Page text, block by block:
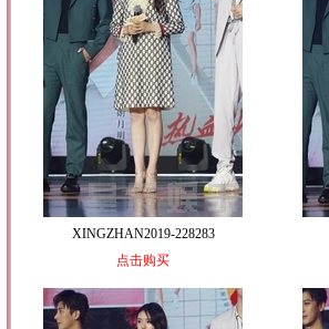
XINGZHAN2019-228283
点击购买